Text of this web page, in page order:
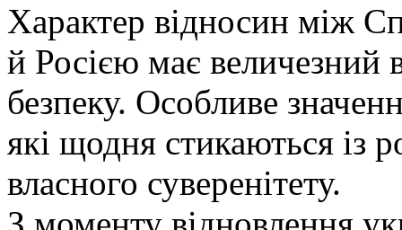
Характер відносин між
й Росією має
безпеку. Особливе
які щодня стикаються із
власного суверенітету.